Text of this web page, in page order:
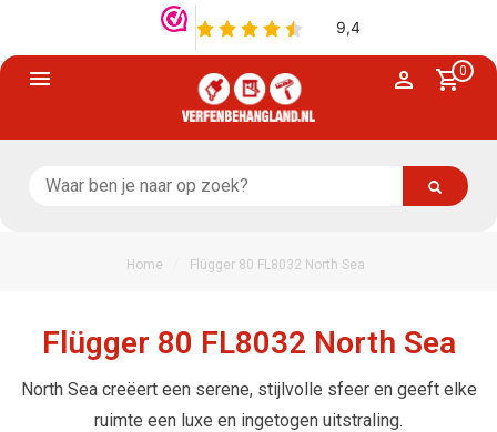
0
Home Flügger 80 FL8032 North Sea
Flügger 80 FL8032 North Sea
North Sea creëert een serene, stijlvolle sfeer en geeft elke
ruimte een luxe en ingetogen uitstraling.